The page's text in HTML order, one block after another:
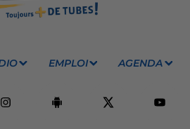
EMPLOI AGENDA